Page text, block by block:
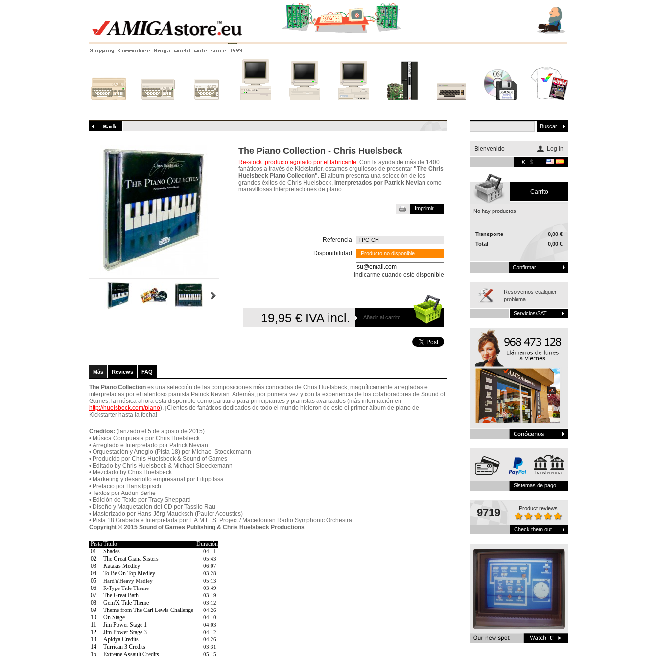
Shipping Commodore Amiga world wide since 1999
The Piano Collection - Chris Huelsbeck
Re-stock: producto agotado por el fabricante. Con la ayuda de más de 1400
fanáticos a través de Kickstarter, estamos orgullosos de presentar "The Chris
Huelsbeck Piano Collection". El álbum presenta una selección de los
grandes éxitos de Chris Huelsbeck, interpretados por Patrick Nevian como
maravillosas interpretaciones de piano.
Imprimir
Referencia: TPC-CH
Disponibilidad: Producto no disponible
Indicarme cuando esté disponible
Añadir al carrito
19,95 € IVA incl.
Más Reviews FAQ
The Piano Collection es una selección de las composiciones más conocidas de Chris Huelsbeck, magníficamente arregladas e
interpretadas por el talentoso pianista Patrick Nevian. Además, por primera vez y con la experiencia de los colaboradores de Sound of
Games, la música ahora está disponible como partitura para principiantes y pianistas avanzados (más información en
http://huelsbeck.com/piano). ¡Cientos de fanáticos dedicados de todo el mundo hicieron de este el primer álbum de piano de
Kickstarter hasta la fecha!
Creditos: (lanzado el 5 de agosto de 2015)
• Música Compuesta por Chris Huelsbeck
• Arreglado e Interpretado por Patrick Nevian
• Orquestación y Arreglo (Pista 18) por Michael Stoeckemann
• Producido por Chris Huelsbeck & Sound of Games
• Editado by Chris Huelsbeck & Michael Stoeckemann
• Mezclado by Chris Huelsbeck
• Marketing y desarrollo empresarial por Filipp Issa
• Prefacio por Hans Ippisch
• Textos por Audun Sørlie
• Edición de Texto por Tracy Sheppard
• Diseño y Maquetación del CD por Tassilo Rau
• Masterizado por Hans-Jörg Maucksch (Pauler Acoustics)
• Pista 18 Grabada e Interpretada por F.A.M.E.’S. Project / Macedonian Radio Symphonic Orchestra
Copyright © 2015 Sound of Games Publishing & Chris Huelsbeck Productions
Pista Título
Duración
01
Shades 04:11
02 The Great Giana Sisters 05:43
03 Katakis Medley 06:07
04 To Be On Top Medley 03:28
05 Hard'n'Heavy Medley 05:13
06 R-Type Title Theme 03:49
07 The Great Bath 03:19
08 Gem'X Title Theme 03:12
09 Theme from The Carl Lewis Challenge 04:26
10 On Stage 04:10
11 Jim Power Stage 1 04:03
12 Jim Power Stage 3 04:12
13 Apidya Credits 04:26
14 Turrican 3 Credits 03:31
15 Extreme Assault Credits 05:15
Bienvenido
Log in
€
$
Carrito
No hay productos
0,00 €
Transporte
0,00 €
Total
Confirmar
Resolvemos cualquier
problema
Servicios/SAT
Transferencia
Sistemas de pago
9719 Product reviews
Check them out